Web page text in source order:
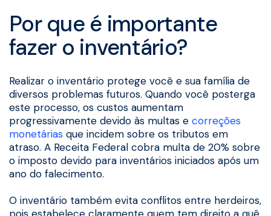
Por que é importante
fazer o inventário?
Realizar o inventário protege você e sua família de
diversos problemas futuros. Quando você posterga
este processo, os custos aumentam
progressivamente devido às multas e correções
monetárias que incidem sobre os tributos em
atraso. A Receita Federal cobra multa de 20% sobre
o imposto devido para inventários iniciados após um
ano do falecimento.
O inventário também evita conflitos entre herdeiros,